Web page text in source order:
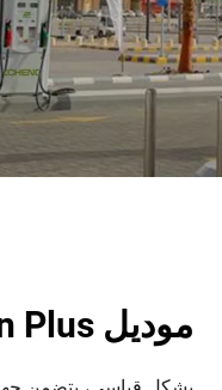
موديل Win Plus